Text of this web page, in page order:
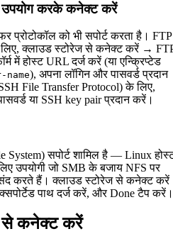
उपयोग करके कनेक्ट करें
प्रोटोकॉल को भी सपोर्ट करता है। FTP
क्लाउड स्टोरेज से कनेक्ट करें →
में होस्ट URL दर्ज करें (या एन्क्रिप्टेड
), अपना लॉगिन और पासवर्ड प्रदान
File Transfer Protocol) के लिए,
या SSH key pair प्रदान करें।
सपोर्ट शामिल है — Linux
उपयोगी जो SMB के बजाय NFS पर
करते हैं। क्लाउड स्टोरेज से कनेक्ट करें
पाथ दर्ज करें, और Done टैप करें।
से कनेक्ट करें